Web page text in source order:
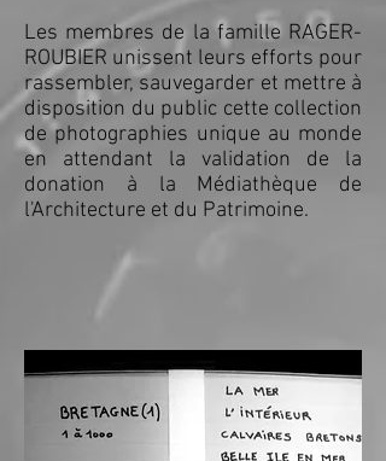
Les membres de la famille RAGER-
ROUBIER unissent leurs efforts pour
rassembler, sauvegarder et mettre à
disposition du public cette collection
de photographies unique au monde
en attendant la validation de la
donation à la Médiathèque de
l'Architecture et du Patrimoine.